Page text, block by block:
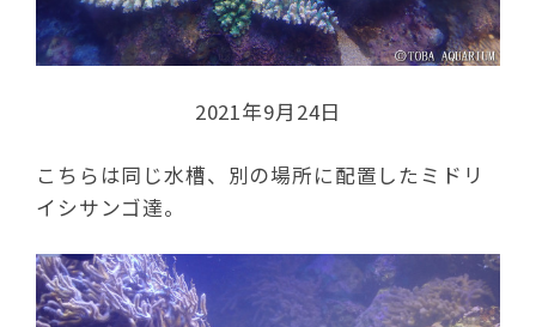
2021年9月24日
こちらは同じ水槽、別の場所に配置したミドリ
イシサンゴ達。